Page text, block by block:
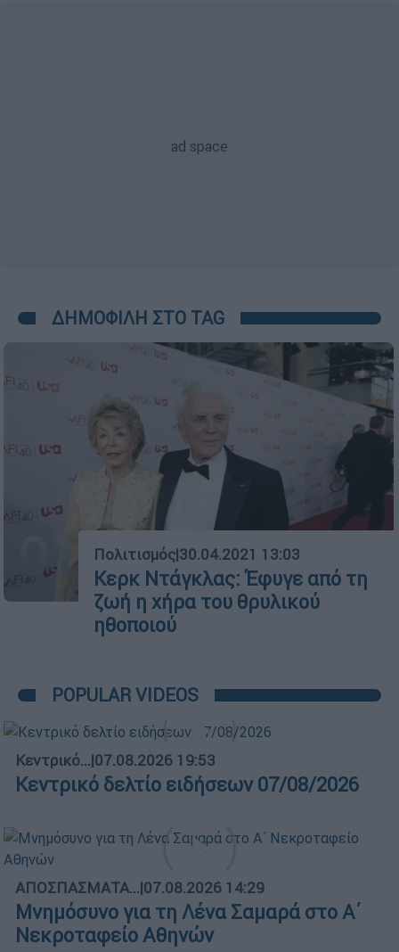
ΔΗΜΟΦΙΛΗ ΣΤΟ TAG
01 Πολιτισμός|30.04.2021 13:03
Κερκ Ντάγκλας: Έφυγε από τη
ζωή η χήρα του θρυλικού
ηθοποιού
POPULAR VIDEOS
Κεντρικό...|07.08.2026 19:53
Κεντρικό δελτίο ειδήσεων 07/08/2026
ΑΠΟΣΠΑΣΜΑΤΑ...|07.08.2026 14:29
Μνημόσυνο για τη Λένα Σαμαρά στο Α΄
Νεκροταφείο Αθηνών